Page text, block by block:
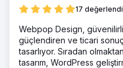
17
Webpop Design,
güçlendiren ve ticari
tasarlıyor. Sıradan
tasarım, WordPress